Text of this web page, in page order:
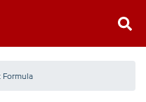
Formula